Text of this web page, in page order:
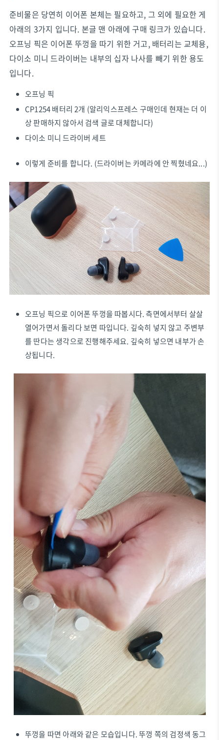
준비물은 당연히 이어폰 본체는 필요하고, 그 외에 필요한 게
아래의 3가지 입니다. 본글 맨 아래에 구매 링크가 있습니다.
오프닝 픽은 이어폰 뚜껑을 따기 위한 거고, 배터리는 교체용,
다이소 미니 드라이버는 내부의 십자 나사를 빼기 위한 용도
입니다.
오프닝 픽
CP1254 배터리 2개 (알리익스프레스 구매인데 현재는 더 이
상 판매하지 않아서 검색 글로 대체합니다)
다이소 미니 드라이버 세트
이렇게 준비를 합니다. (드라이버는 카메라에 안 찍혔네요...)
오프닝 픽으로 이어폰 뚜껑을 따봅시다. 측면에서부터 살살
열어가면서 돌리다 보면 따입니다. 깊숙히 넣지 않고 주변부
를 딴다는 생각으로 진행해주세요. 깊숙히 넣으면 내부가 손
상됩니다.
뚜껑을 따면 아래와 같은 모습입니다. 뚜껑 쪽의 검정색 동그